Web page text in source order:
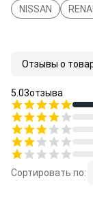
NISSAN
Отзывы о
5.03отзыва
Сортировать по: